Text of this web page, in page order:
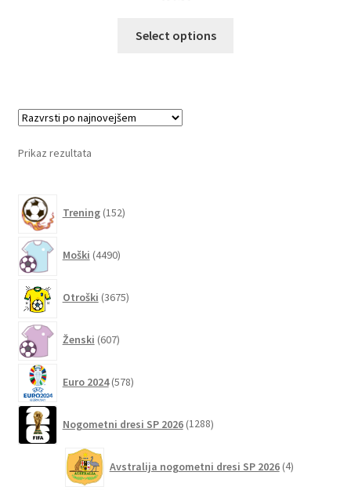
Select options
Prikaz rezultata
Trening 152izdelkov
Moški 4490izdelkov
Otroški 3675izdelkov
Ženski 607izdelkov
Euro 2024 578izdelkov
Nogometni dresi SP 2026 1288izdelkov
Avstralija nogometni dresi SP 2026 4izdelki